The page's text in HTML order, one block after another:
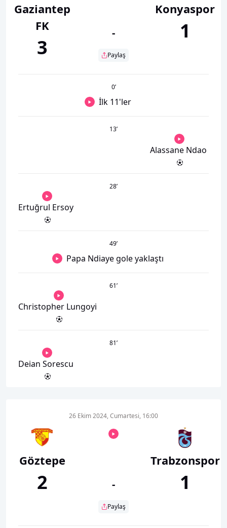
Gaziantep
FK
3
-
Paylaş
Konyaspor
1
0’
İlk 11'ler
13’
Alassane Ndao
28’
Ertuğrul Ersoy
49’
Papa Ndiaye gole yaklaştı
61’
Christopher Lungoyi
81’
Deian Sorescu
Göztepe
2
26 Ekim 2024, Cumartesi, 16:00
-
Paylaş
Trabzonspor
1